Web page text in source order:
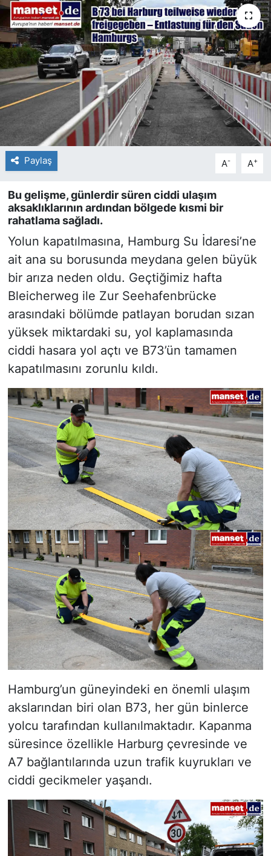
Paylaş A- A+
Bu gelişme, günlerdir süren ciddi ulaşım
aksaklıklarının ardından bölgede kısmi bir
rahatlama sağladı.
Yolun kapatılmasına, Hamburg Su İdaresi’ne
ait ana su borusunda meydana gelen büyük
bir arıza neden oldu. Geçtiğimiz hafta
Bleicherweg ile Zur Seehafenbrücke
arasındaki bölümde patlayan borudan sızan
yüksek miktardaki su, yol kaplamasında
ciddi hasara yol açtı ve B73’ün tamamen
kapatılmasını zorunlu kıldı.
Hamburg’un güneyindeki en önemli ulaşım
akslarından biri olan B73, her gün binlerce
yolcu tarafından kullanılmaktadır. Kapanma
süresince özellikle Harburg çevresinde ve
A7 bağlantılarında uzun trafik kuyrukları ve
ciddi gecikmeler yaşandı.